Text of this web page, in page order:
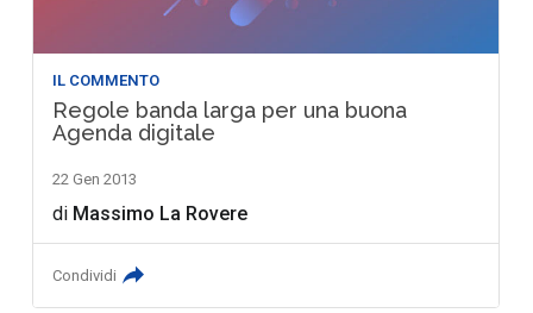
IL COMMENTO
Regole banda larga per una buona
Agenda digitale
22 Gen 2013
di Massimo La Rovere
Condividi